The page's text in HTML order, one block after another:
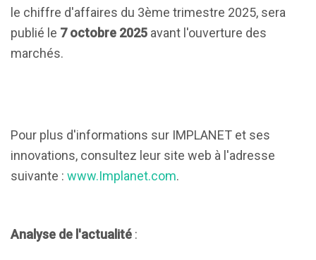
le chiffre d'affaires du 3ème trimestre 2025, sera
publié le 7 octobre 2025 avant l'ouverture des
marchés.
Pour plus d'informations sur IMPLANET et ses
innovations, consultez leur site web à l'adresse
suivante : www.Implanet.com.
Analyse de l'actualité :